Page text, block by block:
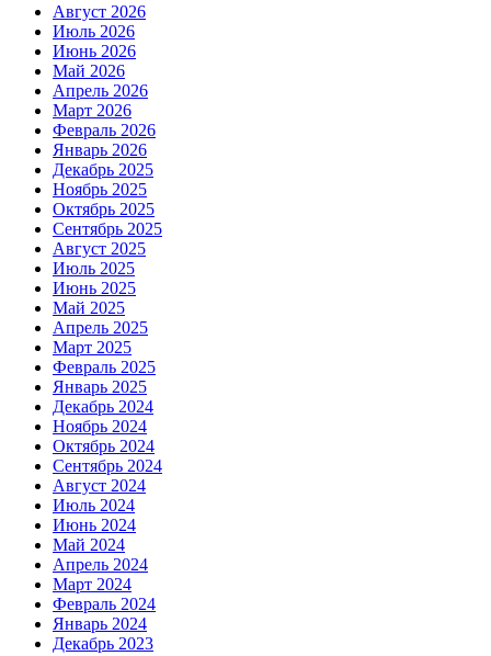
Август 2026
Июль 2026
Июнь 2026
Май 2026
Апрель 2026
Март 2026
Февраль 2026
Январь 2026
Декабрь 2025
Ноябрь 2025
Октябрь 2025
Сентябрь 2025
Август 2025
Июль 2025
Июнь 2025
Май 2025
Апрель 2025
Март 2025
Февраль 2025
Январь 2025
Декабрь 2024
Ноябрь 2024
Октябрь 2024
Сентябрь 2024
Август 2024
Июль 2024
Июнь 2024
Май 2024
Апрель 2024
Март 2024
Февраль 2024
Январь 2024
Декабрь 2023